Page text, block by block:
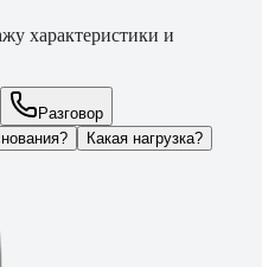
характеристики и
Разговор
Какая нагрузка?